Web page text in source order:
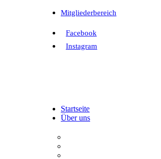
Mitgliederbereich
Facebook
Instagram
Startseite
Über uns